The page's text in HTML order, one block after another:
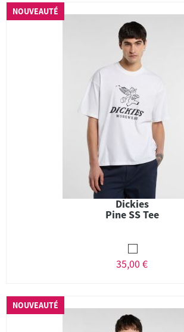
NOUVEAUTÉ
Dickies
Pine SS Tee
35,00 €
NOUVEAUTÉ